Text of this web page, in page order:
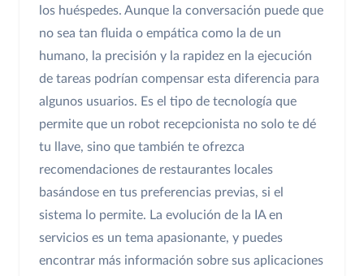
los huéspedes. Aunque la conversación puede que
no sea tan fluida o empática como la de un
humano, la precisión y la rapidez en la ejecución
de tareas podrían compensar esta diferencia para
algunos usuarios. Es el tipo de tecnología que
permite que un robot recepcionista no solo te dé
tu llave, sino que también te ofrezca
recomendaciones de restaurantes locales
basándose en tus preferencias previas, si el
sistema lo permite. La evolución de la IA en
servicios es un tema apasionante, y puedes
encontrar más información sobre sus aplicaciones